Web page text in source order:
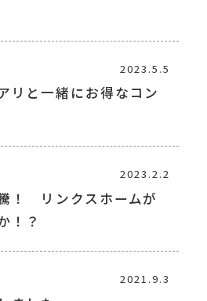
2023.5.5
リと一緒にお得なコン
2023.2.2
！ リンクスホームが
！？
2021.9.3